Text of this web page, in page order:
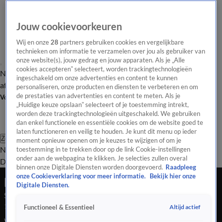
Nieuws van de DagOpinie van de Dag Onze categorieën Laatste
afleveringVideo's Nieuws van de Dag Podcast
Volg Nieuws van de Dag
Zoeken
Nieuws van de DagOpinie van de
Dag
Video'sUitzendingen PodcastPanelContact
Nieuws van de Dag
Seizoen Nieuws van de Dag, aflevering 184
18 sep 2025, 18:06
Jouw cookievoorkeuren
Wij en onze28 partners gebruiken cookies en vergelijkbare
technieken om informatie te verzamelen over jou als gebruiker van
onze website(s), jouw gedrag en jouw apparaten. Als je „Alle
cookies accepteren” selecteert, worden trackingtechnologieën
ingeschakeld om onze advertenties en content te kunnen
personaliseren, onze producten en diensten te verbeteren en om
de prestaties van advertenties en content te meten. Als je
„Huidige keuze opslaan” selecteert of je toestemming intrekt,
worden deze trackingtechnologieën uitgeschakeld. We gebruiken
dan enkel functionele en essentiële cookies om de website goed te
laten functioneren en veilig te houden. Je kunt dit menu op ieder
moment opnieuw openen om je keuzes te wijzigen of om je
toestemming in te trekken door op de link Cookie-instellingen
onder aan de webpagina te klikken. Je selecties zullen overal
binnen onze Digitale Diensten worden doorgevoerd. Raadpleeg
onze Cookieverklaring voor meer informatie.
Bekijk hier onze
Digitale Diensten.
Functioneel & Essentieel Altijd actief